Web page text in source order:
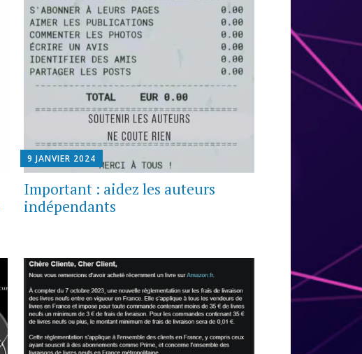
9 JANVIER 2024
Important : aidez les auteurs
indépendants